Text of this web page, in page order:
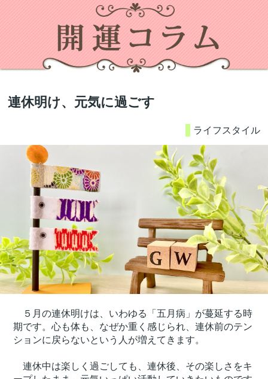
連休明け、元気に過ごす
ライフスタイル
５月の連休明けは、いわゆる「五月病」が蔓延する時
期です。心も体も、なぜか重く感じられ、連休前のテン
ションに戻らないという人が増えてきます。
連休中は楽しく過ごしても、連休後、その楽しさをキ